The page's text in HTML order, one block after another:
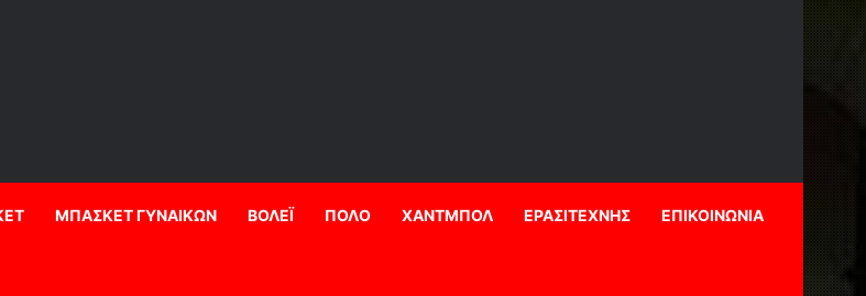
ΜΠΑΣΚΕΤ ΓΥΝΑΙΚΩΝ ΒΟΛΕΪ ΠΟΛΟ ΧΑΝΤΜΠΟΛ ΕΡΑΣΙΤΕΧΝΗΣ ΕΠΙΚΟΙΝΩΝΙΑ